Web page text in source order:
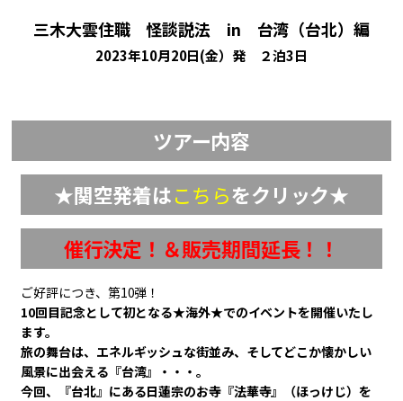
三木大雲住職 怪談説法 in 台湾（台北）編
2023年10月20日(金）発 ２泊3日
ツアー内容
★関空発着はこちらをクリック★
催行決定！＆販売期間延長！！
ご好評につき、第10弾！
10回目記念として初となる★海外★でのイベントを開催いたし
ます。
旅の舞台は、エネルギッシュな街並み、そしてどこか懐かしい
風景に出会える『台湾』・・・。
今回、『台北』にある日蓮宗のお寺『法華寺』（ほっけじ）を